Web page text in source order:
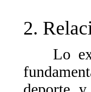
2.
Lo